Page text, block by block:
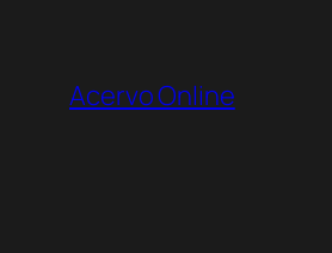
Acervo Online